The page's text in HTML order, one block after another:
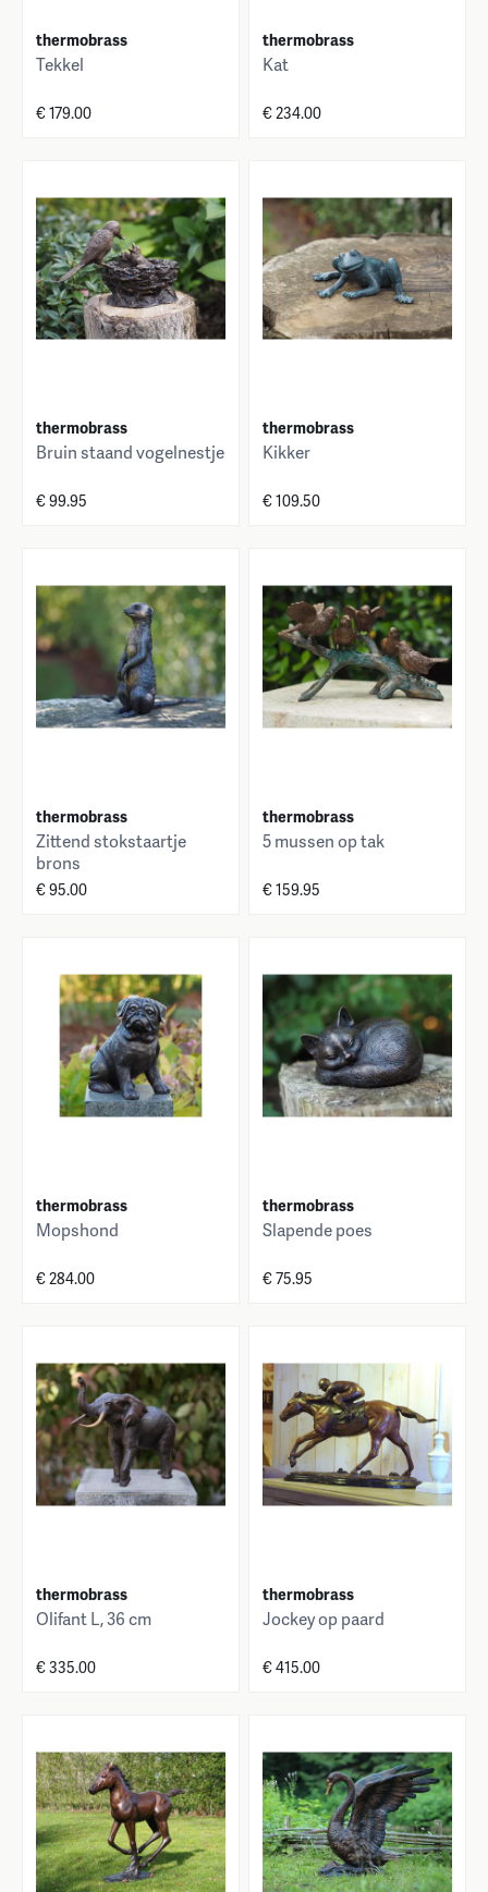
thermobrass
Tekkel
€ 179.00
thermobrass
Kat
€ 234.00
thermobrass
Bruin staand vogelnestje
€ 99.95
thermobrass
Kikker
€ 109.50
thermobrass
Zittend stokstaartje
brons
€ 95.00
thermobrass
5 mussen op tak
€ 159.95
thermobrass
Mopshond
€ 284.00
thermobrass
Slapende poes
€ 75.95
thermobrass
Olifant L, 36 cm
€ 335.00
thermobrass
Jockey op paard
€ 415.00